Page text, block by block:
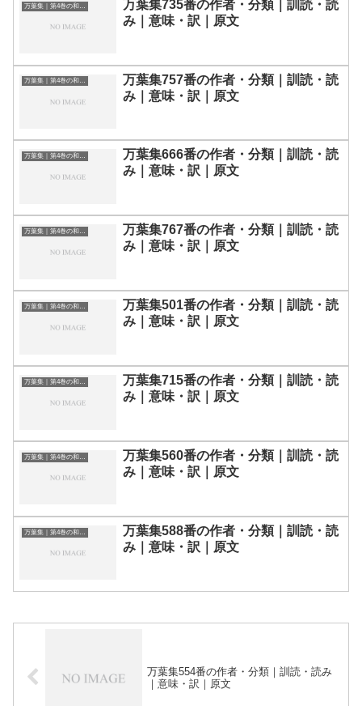
万葉集｜第4巻の和歌一覧
万葉集735番の作者・分類｜訓読・読
み｜意味・訳｜原文
万葉集｜第4巻の和歌一覧
万葉集757番の作者・分類｜訓読・読
み｜意味・訳｜原文
万葉集｜第4巻の和歌一覧
万葉集666番の作者・分類｜訓読・読
み｜意味・訳｜原文
万葉集｜第4巻の和歌一覧
万葉集767番の作者・分類｜訓読・読
み｜意味・訳｜原文
万葉集｜第4巻の和歌一覧
万葉集501番の作者・分類｜訓読・読
み｜意味・訳｜原文
万葉集｜第4巻の和歌一覧
万葉集715番の作者・分類｜訓読・読
み｜意味・訳｜原文
万葉集｜第4巻の和歌一覧
万葉集560番の作者・分類｜訓読・読
み｜意味・訳｜原文
万葉集588番の作者・分類｜訓読・読
み｜意味・訳｜原文
万葉集554番の作者・分類｜訓読・読み
｜意味・訳｜原文